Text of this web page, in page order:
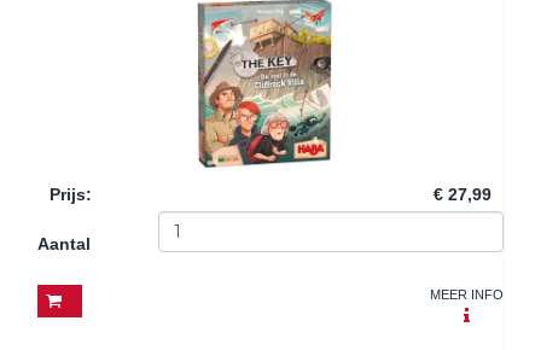
Prijs: € 27,99
Aantal
MEER INFO